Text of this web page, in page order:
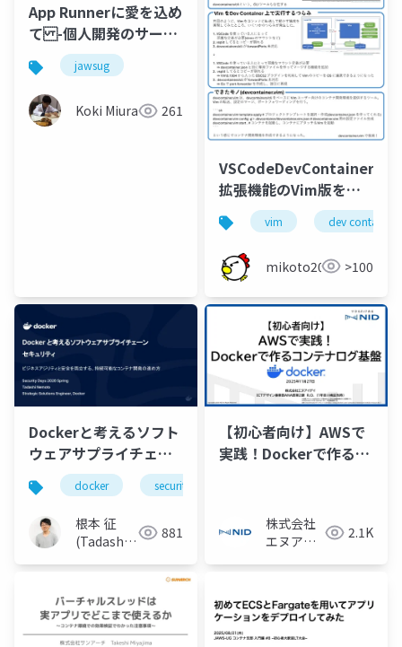
App Runnerに愛を込め
て -個人開発のサービ
スで活躍したApp
Runnerとこれから-
jawsug
Koki Miura 261
VSCodeDevContainer
拡張機能のVim版を作
った
vim dev container
mikoto2000 >100
Dockerと考えるソフト
ウェアサプライチェー
ンセキュリティ 〜ビジ
ネスアジリティと安全
を両立する、持続可能
なコンテナ開発の進め
方〜
docker security
根本 征
(Tadashi
881
【初心者向け】AWSで
実践！Dockerで作るコ
株式会社
エヌアイ
2.1K